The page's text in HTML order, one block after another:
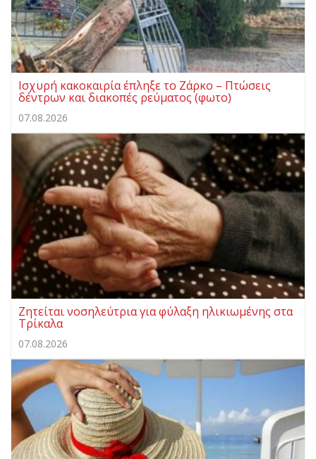
Ισχυρή κακοκαιρία έπληξε το Ζάρκο – Πτώσεις
δέντρων και διακοπές ρεύματος (φωτο)
07.08.2026
Ζητείται νοσηλεύτρια για φύλαξη ηλικιωμένης στα
Τρίκαλα
07.08.2026